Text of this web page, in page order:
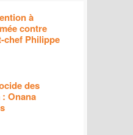
à
contre
chef Philippe
des
Onana